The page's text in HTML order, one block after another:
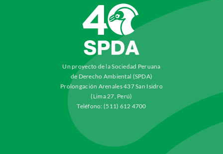
Un proyecto de la Sociedad Peruana
de Derecho Ambiental (SPDA)
Prolongación Arenales 437 San Isidro
(Lima 27, Perú)
Teléfono: (511) 612 4700